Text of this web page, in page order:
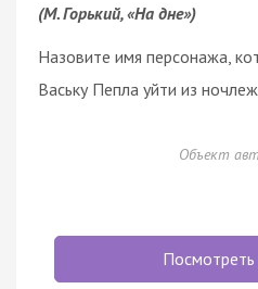
(М. Горький, «На дне»)
Назовите имя персонажа,
Ваську Пепла уйти из
Объект